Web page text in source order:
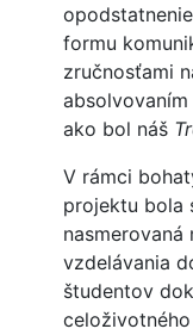
formu
zručnosťami
ako bol náš
V rámci
projektu bola
vzdelávania
študentov